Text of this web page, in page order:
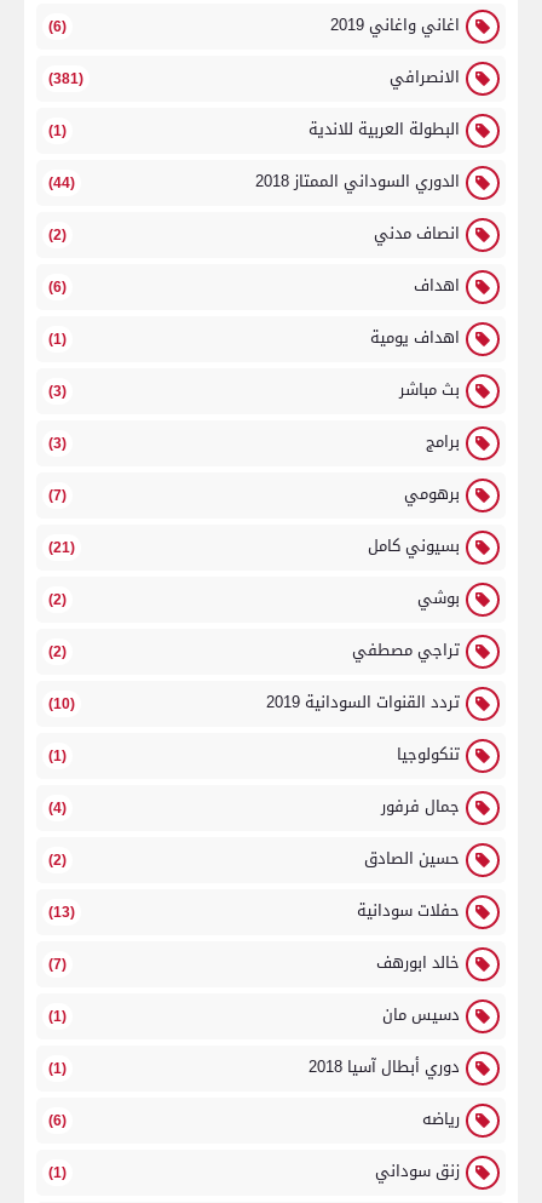
اغاني واغاني 2019 (6)
الانصرافي (381)
البطولة العربية للاندية (1)
الدوري السوداني الممتاز 2018 (44)
انصاف مدني (2)
اهداف (6)
اهداف يومية (1)
بث مباشر (3)
برامج (3)
برهومي (7)
بسيوني كامل (21)
بوشي (2)
تراجي مصطفي (2)
تردد القنوات السودانية 2019 (10)
تنكولوجيا (1)
جمال فرفور (4)
حسين الصادق (2)
حفلات سودانية (13)
خالد ابورهف (7)
دسيس مان (1)
دوري أبطال آسيا 2018 (1)
رياضه (6)
زنق سوداني (1)